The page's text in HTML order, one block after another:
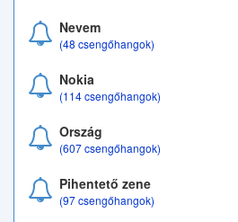
Nevem
(48 csengőhangok)
Nokia
(114 csengőhangok)
Ország
(607 csengőhangok)
Pihentető zene
(97 csengőhangok)